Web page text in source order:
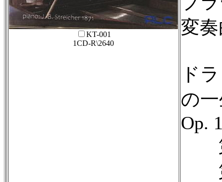
KT-001
1CD-R\2640
変
ド
の
Op.
第
第